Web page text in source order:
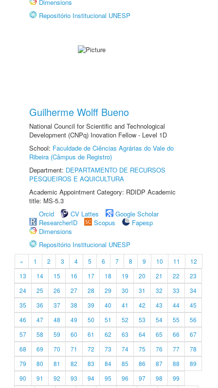
Dimensions
Repositório Institucional UNESP
Guilherme Wolff Bueno
National Council for Scientific and Technological
Development (CNPq) Inovation Fellow - Level 1D
School: Faculdade de Ciências Agrárias do Vale do
Ribeira (Câmpus de Registro)
Department: DEPARTAMENTO DE RECURSOS
PESQUEIROS E AQUICULTURA
Academic Appointment Category: RDIDP Academic
title: MS-5.3
Orcid
CV Lattes
Google Scholar
ResearcherID
Scopus
Fapesp
Dimensions
Repositório Institucional UNESP
« 1 2 3 4 5 6 7 8 9 10 11
12
13
14 15 16 17 18 19 20 21 22
23
24
25 26 27 28 29 30 31 32 33
34
35
36 37 38 39 40 41 42 43 44
45
46
47 48 49 50 51 52 53 54 55
56
57
58 59 60 61 62 63 64 65 66
67
68
69 70 71 72 73 74 75 76 77
78
79
80 81 82 83 84 85 86 87 88
89
90
91 92 93 94 95 96 97 98
99